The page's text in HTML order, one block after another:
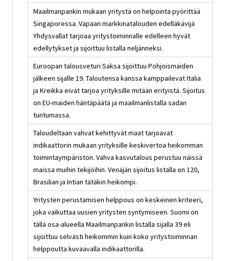
Maailmanpankin mukaan yritystä on helpointa pyörittää
Singaporessa. Vapaan markkinatalouden edelläkävijä
Yhdysvallat tarjoaa yritystoiminnalle edelleen hyvät
edellytykset ja sijoittuu listalla neljänneksi.
Euroopan talousveturi Saksa sijoittuu Pohjoismaiden
jälkeen sijalle 19. Taloutensa kanssa kamppailevat Italia
ja Kreikka eivät tarjoa yrityksille mitään erityistä. Sijoitus
on EU-maiden häntäpäätä ja maailmanlistalla sadan
tuntumassa.
Taloudeltaan vahvat kehittyvät maat tarjoavat
indikaattorin mukaan yrityksille keskivertoa heikomman
toimintaympäristön. Vahva kasvutalous perustuu näissä
maissa muihin tekijöihin. Venäjän sijoitus listalla on 120,
Brasilian ja Intian tätäkin heikompi.
Yritysten perustamisen helppous on keskeinen kriteeri,
joka vaikuttaa uusien yritysten syntymiseen. Suomi on
tällä osa-alueella Maailmanpankin listalla sijalla 39 eli
sijoittuu selvästi heikommin kuin koko yritystoiminnan
helppoutta kuvaavalla indikaattorilla.